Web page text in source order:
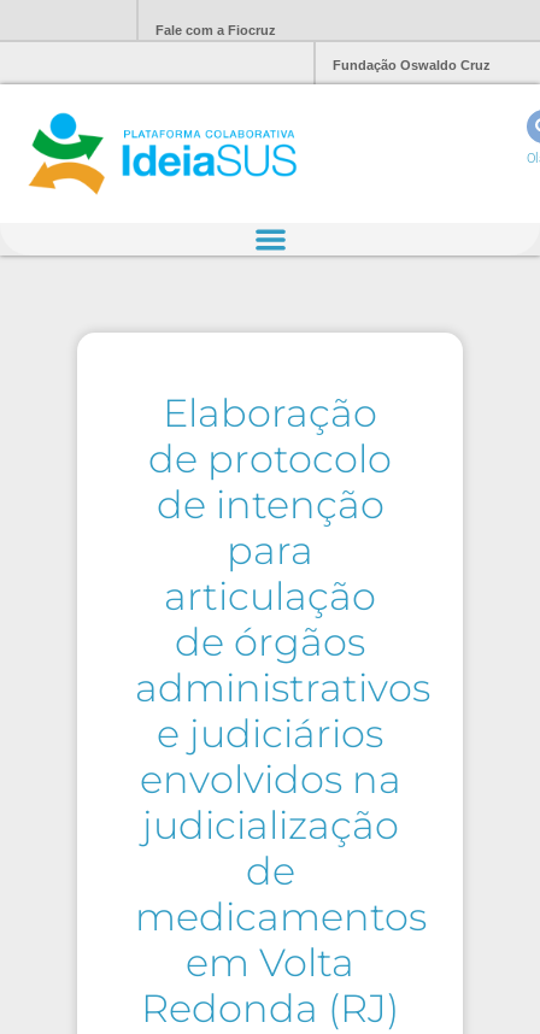
Fale com a Fiocruz
Fundação Oswaldo Cruz
Elaboração
de protocolo
de intenção
para
articulação
de órgãos
administrativos
e judiciários
envolvidos na
judicialização
de
medicamentos
em Volta
Redonda (RJ)